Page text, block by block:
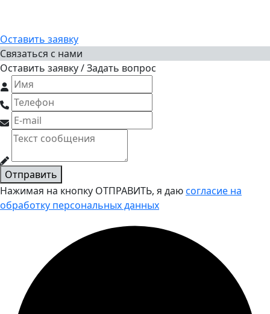
Оставить заявку
Связаться с нами
Оставить заявку / Задать вопрос
Отправить
Нажимая на кнопку ОТПРАВИТЬ, я даюсогласие на
обработку персональных данных